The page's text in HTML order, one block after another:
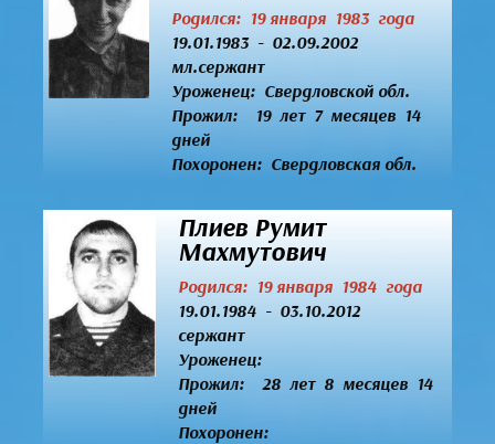
Родился: 19 января 1983 года
19.01.1983 - 02.09.2002
мл.сержант
Уроженец: Свердловской обл.
Прожил: 19 лет 7 месяцев 14
дней
Похоронен: Свердловская обл.
Плиев Румит
Махмутович
Родился: 19 января 1984 года
19.01.1984 - 03.10.2012
сержант
Уроженец:
Прожил: 28 лет 8 месяцев 14
дней
Похоронен: